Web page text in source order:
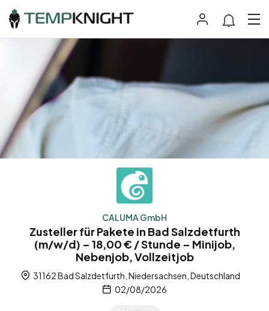
CALUMA GmbH
Zusteller für Pakete in Bad Salzdetfurth
(m/w/d) – 18,00 € / Stunde – Minijob,
Nebenjob, Vollzeitjob
31162 Bad Salzdetfurth, Niedersachsen, Deutschland
02/08/2026